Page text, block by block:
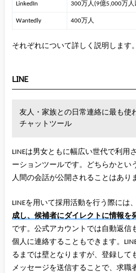
LinkedIn 300万人(9億5,000万人
Wantedly 400万人
それぞれについて詳しく説明します。
LINE
友人・家族との日常連絡に最も使
チャットツール
LINEは男女ともに幅広い世代で利用
ーションツールです。どちらかとい
人間の会話が公開されることはあり
LINEを用いて採用活動を行う際には、
成し、候補者にダイレクトに情報を
です。公式アカウントでは自動返信
個人に連絡することもできます。
るまでは壁となりますが、登録して
メッセージを送信することで、求職